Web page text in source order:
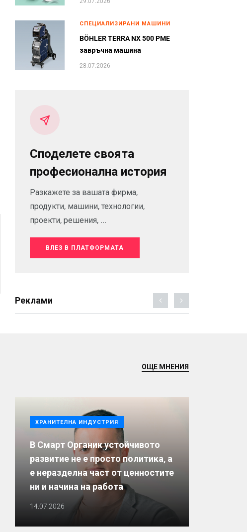
СПЕЦИАЛИЗИРАНИ МАШИНИ
BÖHLER TERRA NX 500 PME
завръчна машина
28.07.2026
Споделете своята
професионална история
Разкажете за вашата фирма,
продукти, машини, технологии,
проекти, решения, ...
ВЛЕЗ В ПЛАТФОРМАТА
Реклами
ОЩЕ МНЕНИЯ
ХРАНИТЕЛНА ИНДУСТРИЯ
В Смарт Органик устойчивото
развитие не е просто политика, а
е неразделна част от ценностите
ни и начина на работа
14.07.2026